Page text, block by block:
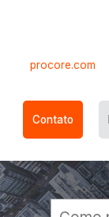
procore.com
Contato